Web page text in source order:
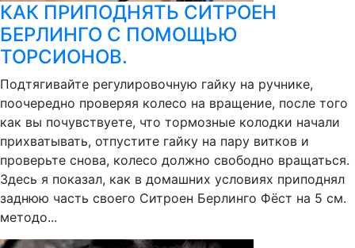
КАК ПРИПОДНЯТЬ СИТРОЕН
БЕРЛИНГО С ПОМОЩЬЮ
ТОРСИОНОВ.
Подтягивайте регулировочную гайку на ручнике,
поочередно проверяя колесо на вращение, после того
как вы почувствуете, что тормозные колодки начали
прихватывать, отпустите гайку на пару витков и
проверьте снова, колесо должно свободно вращаться.
Здесь я показал, как в домашних условиях приподнял
заднюю часть своего Ситроен Берлинго Фёст на 5 см.
методо...